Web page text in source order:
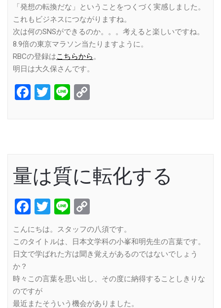
「発想の転換だな」ということをつくづく実感しました。
これもビジネスにつながりますね。
次は何のSNSができるのか。。。考えると楽しいですね。
8.9倍の東京マラソン当たりますように。
RBCの登録はこちらから。
明日は大久保さんです。
Facebook
Twitter
Line
量は質に転化する
Facebook
Twitter
Line
Link
こんにちは。スタッフの八須です。
このタイトルは、日本文学科の小峯和明先生の言葉です。
日文で学ばれた方は聞き覚えがあるのではないでしょう
か？
時々この言葉を思い出し、その度に納得することしきりな
のですが
最近またそういう機会がありました。